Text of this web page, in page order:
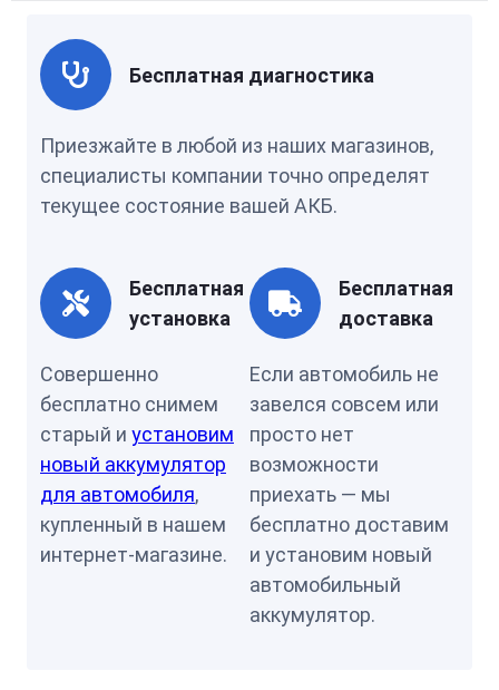
Бесплатная диагностика
Приезжайте в любой из наших магазинов,
специалисты компании точно определят
текущее состояние вашей АКБ.
Бесплатная
установка
Совершенно
бесплатно снимем
старый и установим
новый аккумулятор
для автомобиля,
купленный в нашем
интернет-магазине.
Бесплатная
доставка
Если автомобиль не
завелся совсем или
просто нет
возможности
приехать — мы
бесплатно доставим
и установим новый
автомобильный
аккумулятор.